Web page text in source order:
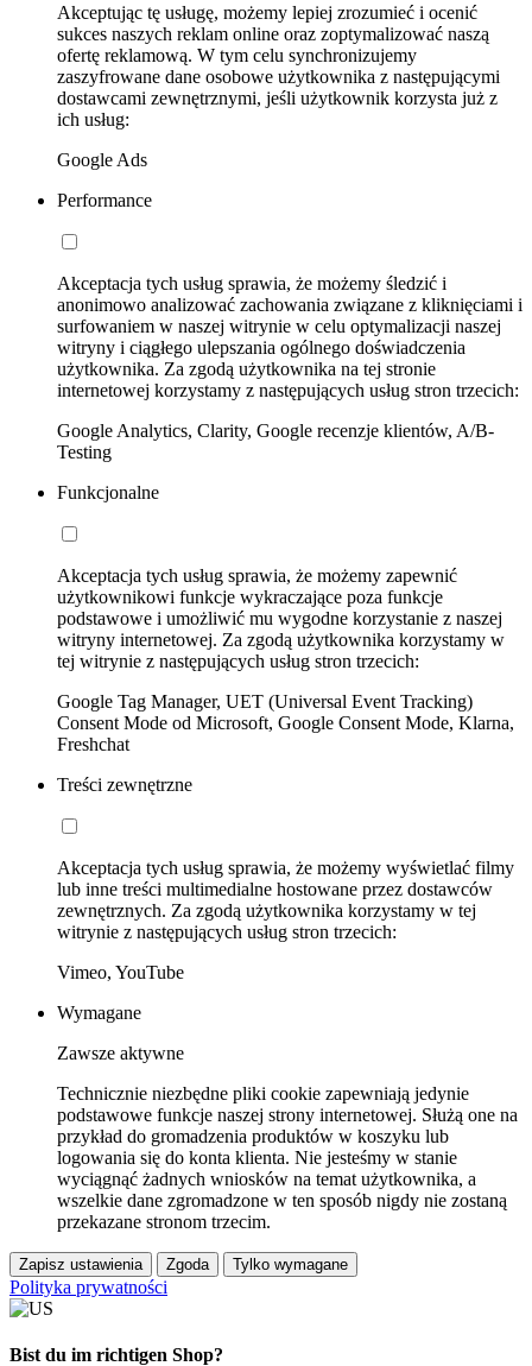
Akceptując tę usługę, możemy lepiej zrozumieć i ocenić
sukces naszych reklam online oraz zoptymalizować naszą
ofertę reklamową. W tym celu synchronizujemy
zaszyfrowane dane osobowe użytkownika z następującymi
dostawcami zewnętrznymi, jeśli użytkownik korzysta już z
ich usług:
Google Ads
Performance
Akceptacja tych usług sprawia, że możemy śledzić i
anonimowo analizować zachowania związane z kliknięciami i
surfowaniem w naszej witrynie w celu optymalizacji naszej
witryny i ciągłego ulepszania ogólnego doświadczenia
użytkownika. Za zgodą użytkownika na tej stronie
internetowej korzystamy z następujących usług stron trzecich:
Google Analytics, Clarity, Google recenzje klientów, A/B-
Testing
Funkcjonalne
Akceptacja tych usług sprawia, że możemy zapewnić
użytkownikowi funkcje wykraczające poza funkcje
podstawowe i umożliwić mu wygodne korzystanie z naszej
witryny internetowej. Za zgodą użytkownika korzystamy w
tej witrynie z następujących usług stron trzecich:
Google Tag Manager, UET (Universal Event Tracking)
Consent Mode od Microsoft, Google Consent Mode, Klarna,
Freshchat
Treści zewnętrzne
Akceptacja tych usług sprawia, że możemy wyświetlać filmy
lub inne treści multimedialne hostowane przez dostawców
zewnętrznych. Za zgodą użytkownika korzystamy w tej
witrynie z następujących usług stron trzecich:
Vimeo, YouTube
Wymagane
Zawsze aktywne
Technicznie niezbędne pliki cookie zapewniają jedynie
podstawowe funkcje naszej strony internetowej. Służą one na
przykład do gromadzenia produktów w koszyku lub
logowania się do konta klienta. Nie jesteśmy w stanie
wyciągnąć żadnych wniosków na temat użytkownika, a
wszelkie dane zgromadzone w ten sposób nigdy nie zostaną
przekazane stronom trzecim.
Zapisz ustawienia Zgoda Tylko wymagane
Polityka prywatności
Bist du im richtigen Shop?